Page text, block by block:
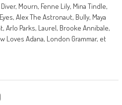
Mourn, Fenne Lily, Mina Tindle,
Alex The Astronaut, Bully, Maya
Arlo Parks, Laurel, Brooke Annibale,
Loves Adana, London Grammar, et